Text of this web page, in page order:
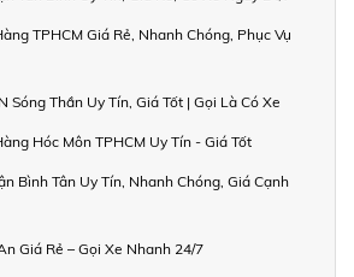
TPHCM Giá Rẻ, Nhanh Chóng, Phục Vụ
Sóng Thần Uy Tín, Giá Tốt | Gọi Là Có Xe
Hóc Môn TPHCM Uy Tín - Giá Tốt
Bình Tân Uy Tín, Nhanh Chóng, Giá Cạnh
Giá Rẻ – Gọi Xe Nhanh 24/7